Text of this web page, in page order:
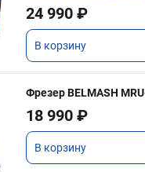
24 990 ₽
В корзину
Фрезер BELMASH
18 990 ₽
В корзину